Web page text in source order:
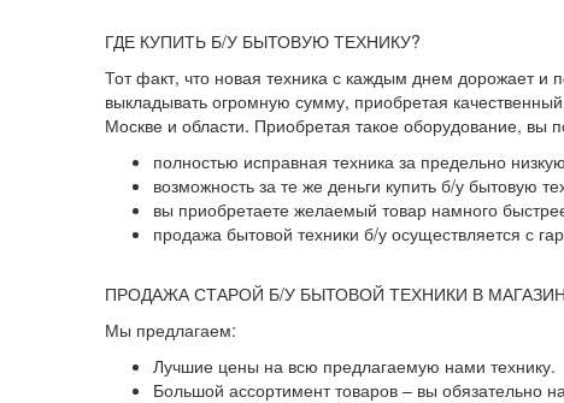
ГДЕ КУПИТЬ Б/У БЫТОВУЮ ТЕХНИКУ?
Тот факт, что новая техника с каждым днем дорожает и
выкладывать огромную сумму, приобретая
Москве и области. Приобретая такое оборудование, вы
полностью исправная техника за предельно
возможность за те же деньги купить б/у бытовую
вы приобретаете желаемый товар намного
продажа бытовой техники б/у осуществляется с
ПРОДАЖА СТАРОЙ Б/У БЫТОВОЙ ТЕХНИКИ В
Мы предлагаем:
Лучшие цены на всю предлагаемую нами технику.
Большой ассортимент товаров – вы обязательно